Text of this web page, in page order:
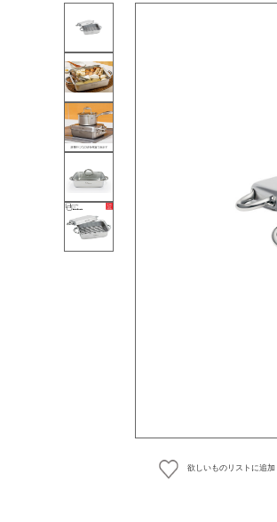
欲しいものリストに追加